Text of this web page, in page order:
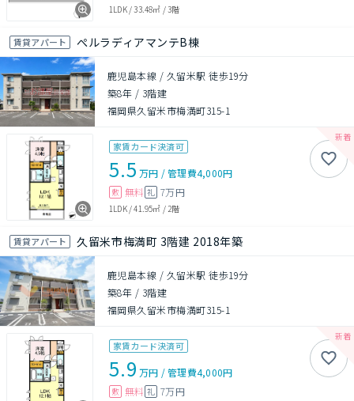
1LDK/33.48㎡ /3階
賃貸アパート ぺルラディアマンテB棟
鹿児島本線 / 久留米駅 徒歩19分
築8年 / 3階建
福岡県久留米市梅満町315-1
家賃カード決済可
5.5 万円 /管理費4,000円
敷 無料 礼 7万円
1LDK/41.95㎡ /2階
賃貸アパート 久留米市梅満町 3階建 2018年築
鹿児島本線 / 久留米駅 徒歩19分
築8年 / 3階建
福岡県久留米市梅満町315-1
家賃カード決済可
5.9 万円 /管理費4,000円
敷 無料 礼 7万円